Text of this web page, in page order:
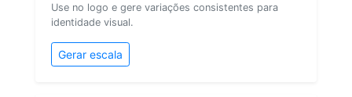
Use no logo e gere variações consistentes para
identidade visual.
Gerar escala